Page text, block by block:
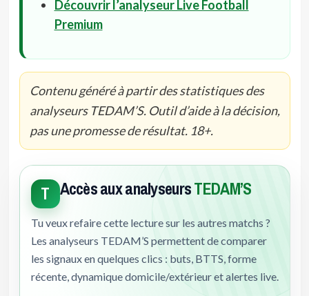
Découvrir l’analyseur Live Football
Premium
Contenu généré à partir des statistiques des
analyseurs TEDAM’S. Outil d’aide à la décision,
pas une promesse de résultat. 18+.
T Accès aux analyseursTEDAM’S
Tu veux refaire cette lecture sur les autres matchs ?
Les analyseurs TEDAM’S permettent de comparer
les signaux en quelques clics : buts, BTTS, forme
récente, dynamique domicile/extérieur et alertes live.